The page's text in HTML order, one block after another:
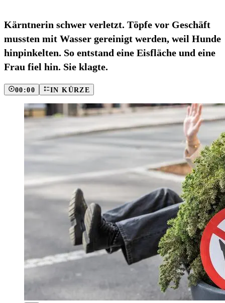
Kärntnerin schwer verletzt. Töpfe vor Geschäft
mussten mit Wasser gereinigt werden, weil Hunde
hinpinkelten. So entstand eine Eisfläche und eine
Frau fiel hin. Sie klagte.
00:00 IN KÜRZE